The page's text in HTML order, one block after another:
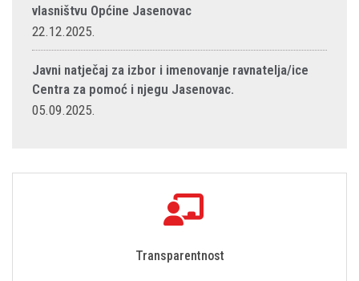
vlasništvu Općine Jasenovac
22.12.2025.
Javni natječaj za izbor i imenovanje ravnatelja/ice
Centra za pomoć i njegu Jasenovac.
05.09.2025.
Transparentnost